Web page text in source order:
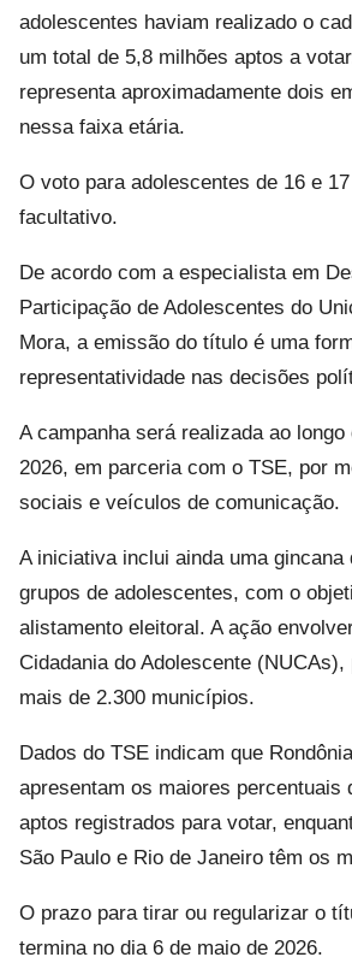
adolescentes haviam realizado o
um total de 5,8 milhões aptos a
representa aproximadamente dois
nessa faixa etária.
O voto para adolescentes de 16 e
facultativo.
De acordo com a especialista em
Participação de Adolescentes do
Mora, a emissão do título é uma
representatividade nas decisões
A campanha será realizada ao
2026, em parceria com o TSE, por
sociais e veículos de comunicação.
A iniciativa inclui ainda uma gincana
grupos de adolescentes, com o
alistamento eleitoral. A ação
Cidadania do Adolescente (NUCAs),
mais de 2.300 municípios.
Dados do TSE indicam que
apresentam os maiores percentuais
aptos registrados para votar,
São Paulo e Rio de Janeiro têm os
O prazo para tirar ou regularizar o
termina no dia 6 de maio de 2026.